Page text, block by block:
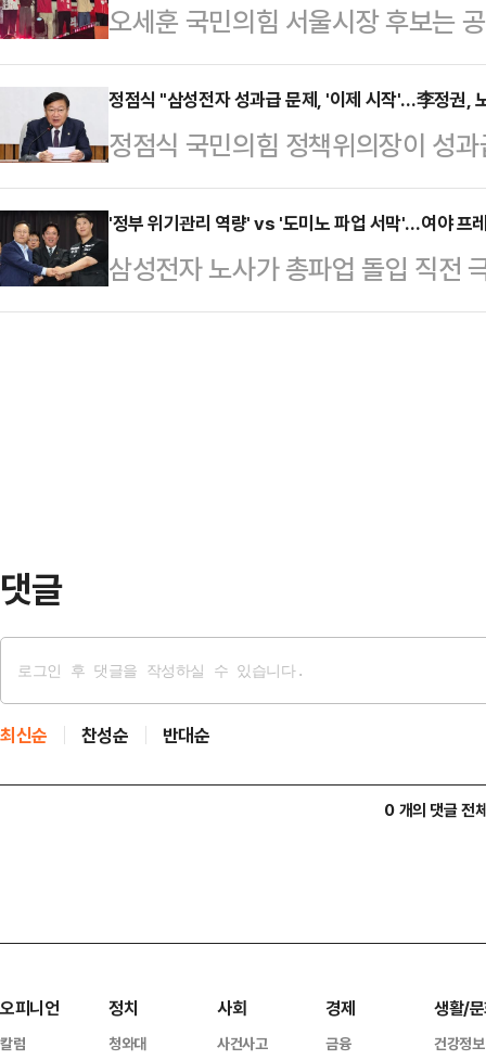
이 밝혔다.한 후보는 "네이버는 소
아도 허락해주는…
만 운동할 때 착용하는 옷과 신발이
어 "운동용품을 만들 때 흔히 사용
소재의 옷을 세탁하고 입을 때마다
말했다.입자가 매우 작은 미세플라
통해 여러 장기에 …
오세훈 국민의힘 서울시장 후보는
로 영등포구, 강남구 등 서울 전역
승리 돌풍을 만들겠다는 의도지만,
로 보인다. 유세 현장마다 집값 상
기 때문이다.오 후보는 이날 새벽
들과 배추를 나르는 작업을 시작으
"많은 자영업자가 어려운데, 묵묵
경제가 돌아가고…
정점식 "삼성전자 성과급 문제, '이제 시작'…李정권,
정점식 국민의힘 정책위의장이 성
전자 노사가 극적으로 잠정 합의안
제는 끝이 아니라 '이제 시작'일 뿐"
원장을 겸하고 있는 정점식 의장은
교섭 끝에 파업을 유보했다는 소식
'정부 위기관리 역량' vs '도미노 파업 서막'…여야 프
삼성전자 노사가 총파업 돌입 직전
며 사상 초유의 반도체 공장 가동
댓글
최신순 찬성순 반대순
0 개의 댓글 전
오피니언
칼럼
정치
청와대
사회
사건사고
경제
금융
생활/
건강정보